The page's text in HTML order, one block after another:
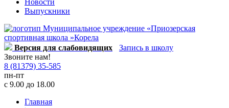
Новости
Выпускники
Версия для слабовидящих
Запись в школу
Звоните нам!
8 (81379) 35-585
пн-пт
с 9.00 до 18.00
Главная